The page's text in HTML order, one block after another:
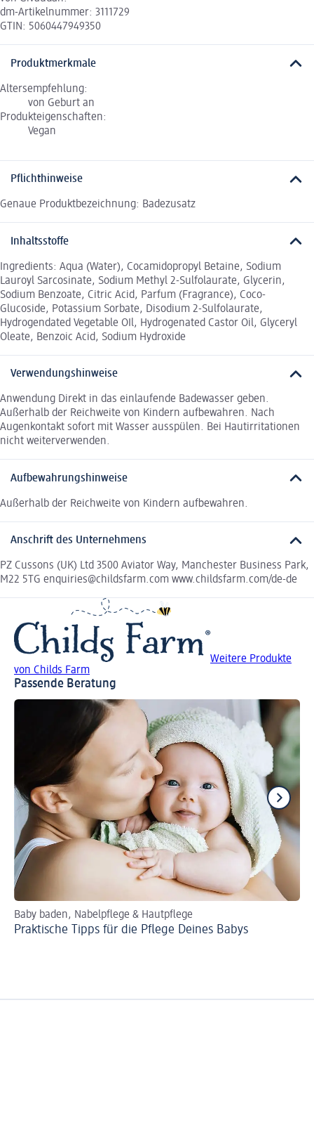
dm-Artikelnummer: 3111729
GTIN: 5060447949350
Produktmerkmale
Altersempfehlung:
von Geburt an
Produkteigenschaften:
Vegan
Pflichthinweise
Genaue Produktbezeichnung: Badezusatz
Inhaltsstoffe
Ingredients: Aqua (Water), Cocamidopropyl Betaine, Sodium
Lauroyl Sarcosinate, Sodium Methyl 2-Sulfolaurate, Glycerin,
Sodium Benzoate, Citric Acid, Parfum (Fragrance), Coco-
Glucoside, Potassium Sorbate, Disodium 2-Sulfolaurate,
Hydrogendated Vegetable OIl, Hydrogenated Castor Oil, Glyceryl
Oleate, Benzoic Acid, Sodium Hydroxide
Verwendungshinweise
Anwendung Direkt in das einlaufende Badewasser geben.
Außerhalb der Reichweite von Kindern aufbewahren. Nach
Augenkontakt sofort mit Wasser ausspülen. Bei Hautirritationen
nicht weiterverwenden.
Aufbewahrungshinweise
Außerhalb der Reichweite von Kindern aufbewahren.
Anschrift des Unternehmens
PZ Cussons (UK) Ltd 3500 Aviator Way, Manchester Business Park,
M22 5TG enquiries@childsfarm.com www.childsfarm.com/de-de
Weitere Produkte
von Childs Farm
Passende Beratung
Baby baden, Nabelpflege & Hautpflege
Praktische Tipps für die Pflege Deines Babys